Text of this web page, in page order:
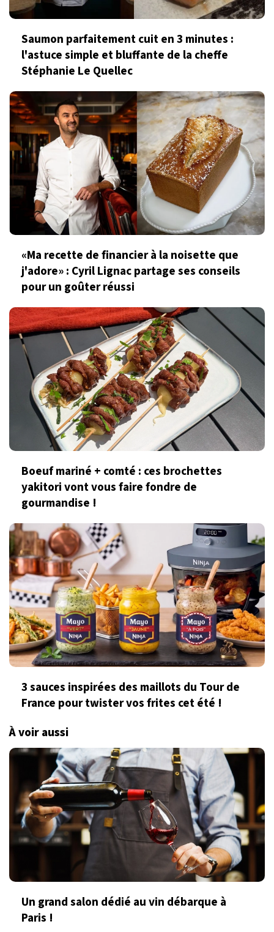
Saumon parfaitement cuit en 3 minutes :
l'astuce simple et bluffante de la cheffe
Stéphanie Le Quellec
«Ma recette de financier à la noisette que
j'adore» : Cyril Lignac partage ses conseils
pour un goûter réussi
Boeuf mariné + comté : ces brochettes
yakitori vont vous faire fondre de
gourmandise !
3 sauces inspirées des maillots du Tour de
France pour twister vos frites cet été !
À voir aussi
Un grand salon dédié au vin débarque à
Paris !